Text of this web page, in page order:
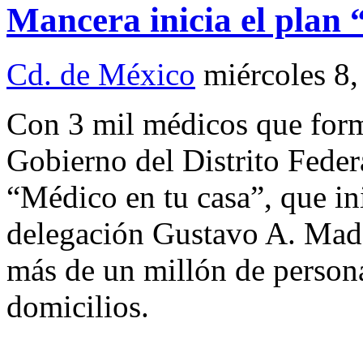
Mancera inicia el plan
Cd. de México miércoles
Con 3 mil médicos que
Gobierno del Distrito
“Médico en tu casa”, que
delegación Gustavo A.
más de un millón de
domicilios.